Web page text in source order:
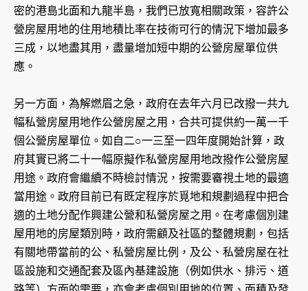
密的港島北面和九龍半島，我們已放寬相關政策，容許公
營房屋用地的住用地積比率在技術可行的情況下增加最多
三成，以地盡其用，盡量增加短中期的公營房屋單位供
應。
另一方面，為解燃眉之急，政府在去年六月已改撥一共九
幅私營房屋用地作公營房屋之用，合共可提供約一萬一千
個公營房屋單位。如自二○一三至一四年度開始計算，政
府其實已將二十一幅原擬作私營房屋用地改撥作公營房屋
用途。政府會繼續不時檢討情況，按需要審視土地的最適
當用途。政府目前已有既定程序於覓地和規劃過程中把合
適的土地分配作興建公營和私營房屋之用。在考慮個別建
屋用地的房屋類別時，政府需顧及社區的整體規劃，包括
有關地帶當前的公、私營房屋比例，及公、私營房屋在社
區設施和交通配套及區內基建設施（例如供水、排污、道